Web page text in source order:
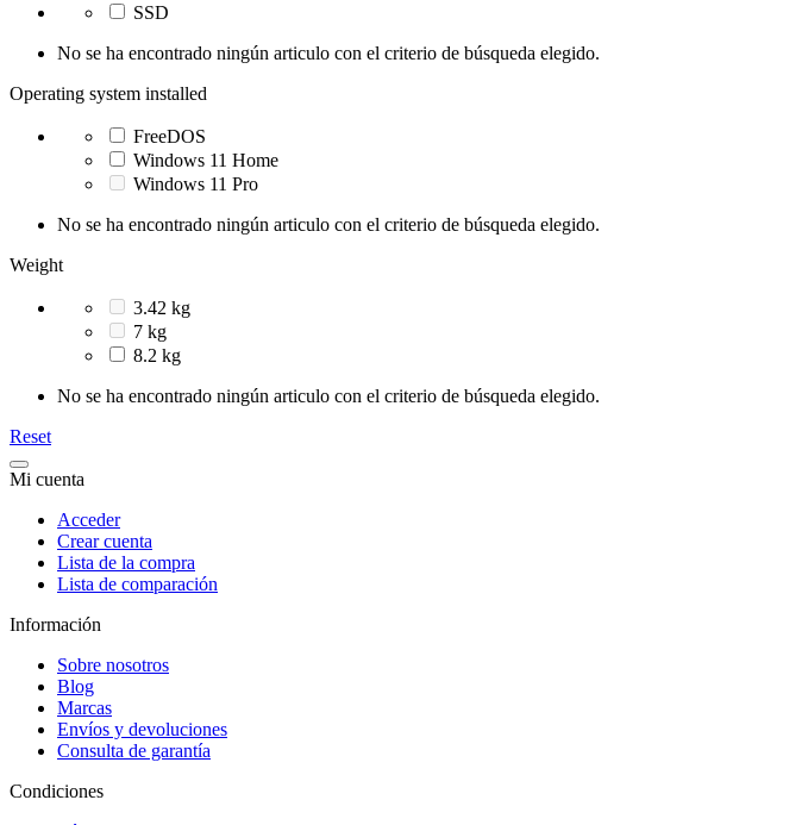
SSD
No se ha encontrado ningún articulo con el criterio de búsqueda elegido.
Operating system installed
FreeDOS
Windows 11 Home
Windows 11 Pro
No se ha encontrado ningún articulo con el criterio de búsqueda elegido.
Weight
3.42 kg
7 kg
8.2 kg
No se ha encontrado ningún articulo con el criterio de búsqueda elegido.
Reset
Mi cuenta
Acceder
Crear cuenta
Lista de la compra
Lista de comparación
Información
Sobre nosotros
Blog
Marcas
Envíos y devoluciones
Consulta de garantía
Condiciones